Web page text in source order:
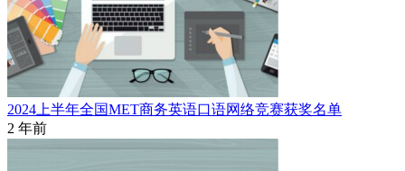
2024上半年全国MET商务英语口语网络竞赛获奖名单
2 年前